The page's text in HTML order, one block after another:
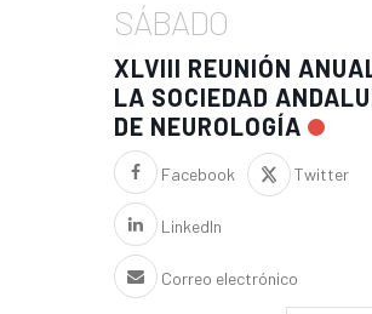
SÁBADO
XLVIII REUNIÓN
LA SOCIEDAD
DE NEUROLOGÍA
Facebook Twitter
LinkedIn
Correo electrónico